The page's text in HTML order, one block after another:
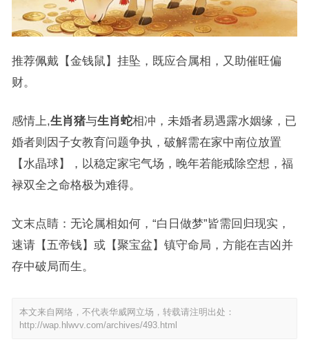
推荐佩戴【金钱鼠】挂坠，既应合属相，又助催旺偏
财。
感情上,生肖猪与生肖蛇相冲，未婚者易遇露水姻缘，已
婚者则因子女教育问题争执，破解需在家中南位放置
【水晶球】，以稳定家宅气场，晚年若能戒除空想，福
禄双全之命格极为难得。
文末点睛：无论属相如何，“白日做梦”皆需回归现实，
速请【五帝钱】或【聚宝盆】镇守命局，方能在吉凶并
存中破局而生。
本文来自网络，不代表华威网立场，转载请注明出处：
http://wap.hlwvv.com/archives/493.html